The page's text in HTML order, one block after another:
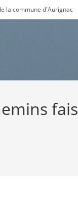
la commune d'Aurignac